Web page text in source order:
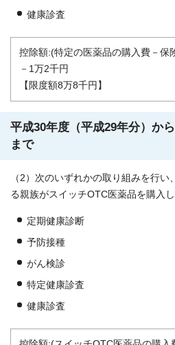
健康診査
控除額:(特定の医薬品の購入費－保
－1万2千円
【限度額8万8千円】
平成30年度（平成29年分）か
まで
（2）次のいずれかの取り組みを行
る親族がスイッチOTC医薬品を購入
定期健康診断
予防接種
がん検診
特定健康診査
健康診査